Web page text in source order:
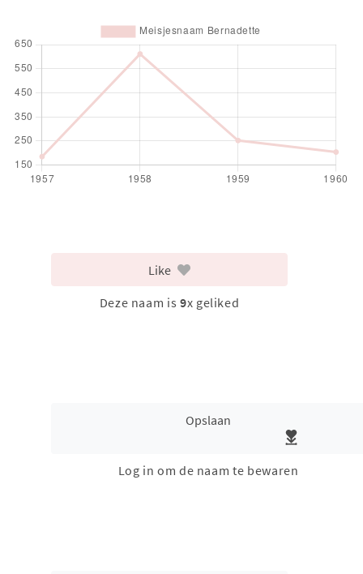
Like
Deze naam is 9x geliked
Opslaan
Log in om de naam te bewaren